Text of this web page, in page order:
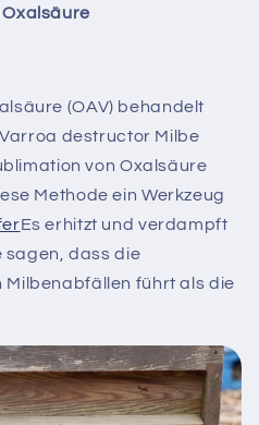
(OAV) behandelt
destructor Milbe
von Oxalsäure
Methode ein Werkzeug
Es erhitzt und verdampft
sagen, dass die
Milbenabfällen führt als die